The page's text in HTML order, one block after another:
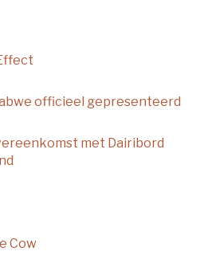
officieel gepresenteerd
met Dairibord
Cow